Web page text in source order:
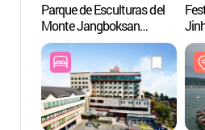
Parque de Esculturas del
Monte Jangboksan
(장복산조각공원)